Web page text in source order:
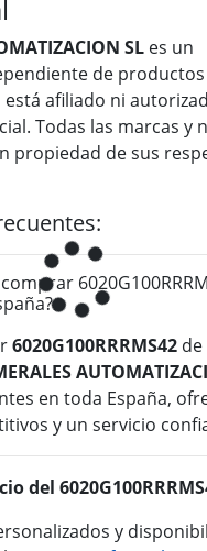
SL es un
de
está afiliado ni
Todas las marcas y
propiedad de sus
6020G100RRRMS42 de
en toda España,
y un servicio
del
y